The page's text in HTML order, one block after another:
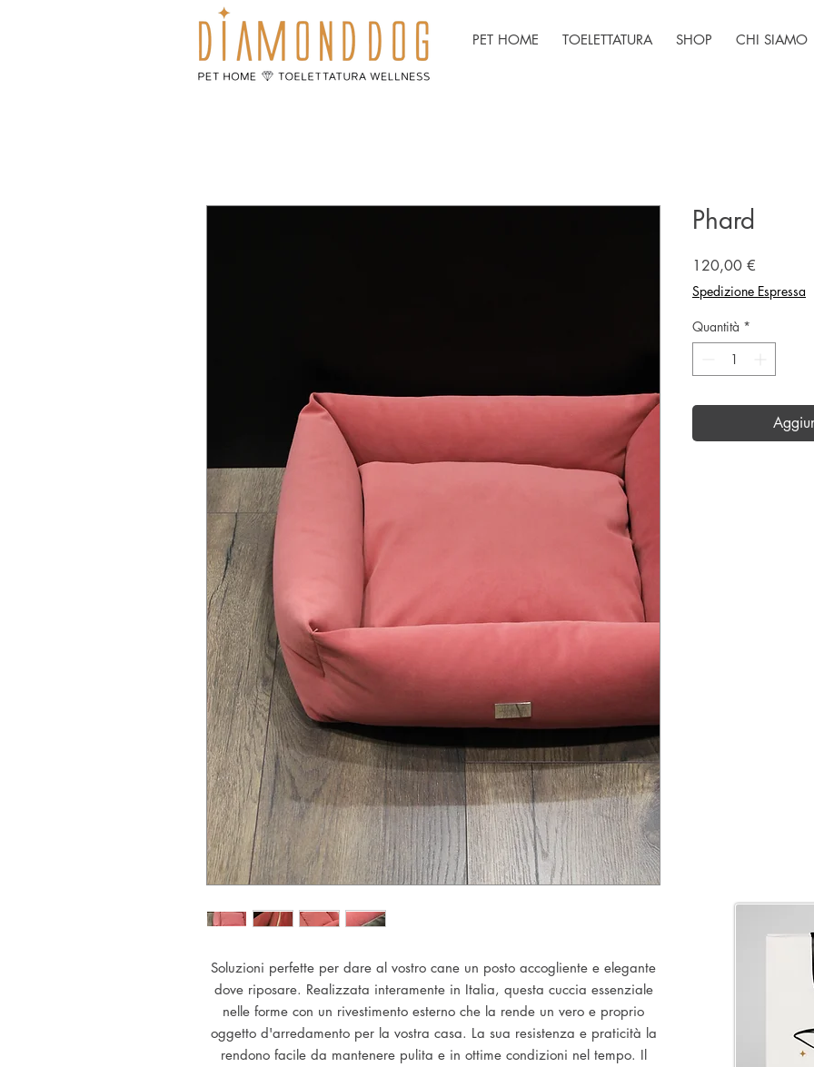
PET HOME TOELETTATURA SHOP CHI SIAMO
Soluzioni perfette per dare al vostro cane un posto accogliente e elegante
dove riposare. Realizzata interamente in Italia, questa cuccia essenziale
nelle forme con un rivestimento esterno che la rende un vero e proprio
oggetto d'arredamento per la vostra casa. La sua resistenza e praticità la
rendono facile da mantenere pulita e in ottime condizioni nel tempo. Il
Phard
120,00 €
Spedizione Espressa
Quantità *